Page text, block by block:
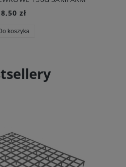
8,50 zł
koszyka